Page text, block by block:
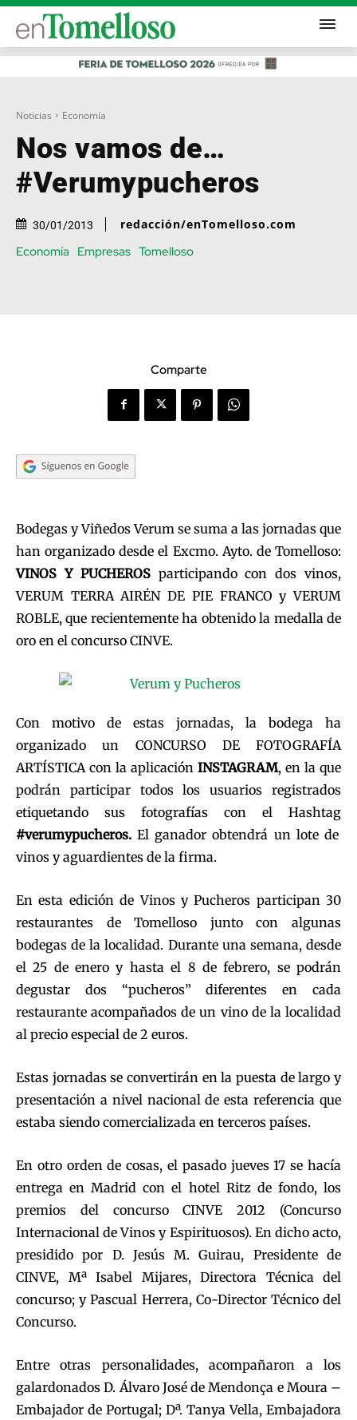
Noticias Economía
Nos vamos de…
#Verumypucheros
30/01/2013 redacción/enTomelloso.com
Economía Empresas Tomelloso
Comparte
Bodegas y Viñedos Verum se suma a las jornadas que
han organizado desde el Excmo. Ayto. de Tomelloso:
VINOS Y PUCHEROSparticipando con dos vinos,
VERUM TERRA AIRÉN DE PIE FRANCO y VERUM
ROBLE, que recientemente ha obtenido la medalla de
oro en el concurso CINVE.
Con motivo de estas jornadas, la bodega ha
organizado un CONCURSO DE FOTOGRAFÍA
ARTÍSTICA con la aplicación INSTAGRAM, en la que
podrán participar todos los usuarios registrados
etiquetando sus fotografías con el Hashtag
#verumypucheros.El ganador obtendrá un lote de
vinos y aguardientes de la firma.
En esta edición de Vinos y Pucheros participan 30
restaurantes de Tomelloso junto con algunas
bodegas de la localidad. Durante una semana, desde
el 25 de enero y hasta el 8 de febrero, se podrán
degustar dos “pucheros” diferentes en cada
restaurante acompañados de un vino de la localidad
al precio especial de 2 euros.
Estas jornadas se convertirán en la puesta de largo y
presentación a nivel nacional de esta referencia que
estaba siendo comercializada en terceros países.
En otro orden de cosas, el pasado jueves 17 se hacía
entrega en Madrid con el hotel Ritz de fondo, los
premios del concurso CINVE 2012 (Concurso
Internacional de Vinos y Espirituosos). En dicho acto,
presidido por D. Jesús M. Guirau, Presidente de
CINVE, Mª Isabel Mijares, Directora Técnica del
concurso; y Pascual Herrera, Co-Director Técnico del
Concurso.
Entre otras personalidades, acompañaron a los
galardonados D. Álvaro José de Mendonça e Moura –
Embajador de Portugal; Dª. Tanya Vella, Embajadora